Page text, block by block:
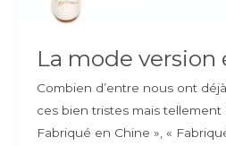
La mode
Combien d’entre nous ont
ces bien tristes mais
Fabriqué en Chine », «